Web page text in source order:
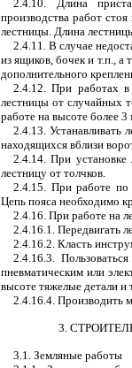
2.4.10. Длина
производства работ
лестницы. Длина
2.4.11. В случае
из ящиков, бочек и т.п., а
дополнительного
2.4.12. При работах
лестницы от случайных
работе на высоте более
2.4.13. Устанавливать
находящихся вблизи
2.4.14. При установке
лестницу от толчков.
2.4.15. При работе по
Цепь пояса необходимо
2.4.16. При работе на
2.4.16.1. Передвигать
2.4.16.2. Класть
2.4.16.3.
пневматическим или
высоте тяжелые детали и
2.4.16.4. Производить
3.
3.1. Земляные работы